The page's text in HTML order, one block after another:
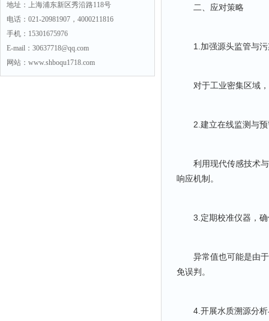
地址：上海浦东新区秀沿路118号
电话：021-20981907，4000211816
手机：15301675976
E-mail：30637718@qq.com
网站：www.shboqu1718.com
二、应对策略
1.加强源头监管与污
对于工业密集区域，
2.建立在线监测与预
利用现代传感技术与
响应机制。
3.定期校准仪器，确
异常值也可能是由于
免误判。
4.开展水质溯源分析